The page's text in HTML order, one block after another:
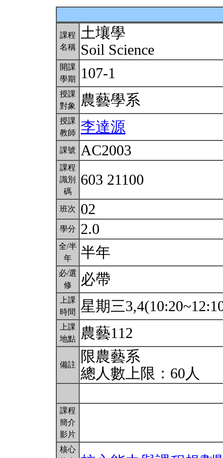
課程
名稱
土壤學
Soil Science
開課
學期
107-1
授課
對象
農藝學系
授課
教師
李達源
課號 AC2003
課程
識別
碼
603 21100
班次 02
學分 2.0
全/半
年
半年
必/選
修
必帶
上課
時間
星期三
上課
地點
農藝112
備註
限農藝系
總人數上限：60人
課程
簡介
影片
核心